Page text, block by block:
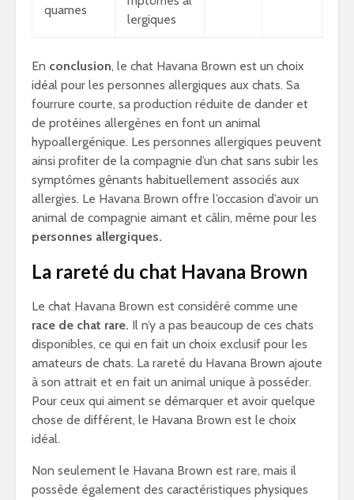
quames
lergiques
En conclusion, le chat Havana Brown est un choix
idéal pour les personnes allergiques aux chats. Sa
fourrure courte, sa production réduite de dander et
de protéines allergènes en font un animal
hypoallergénique. Les personnes allergiques peuvent
ainsi profiter de la compagnie d’un chat sans subir les
symptômes gênants habituellement associés aux
allergies. Le Havana Brown offre l’occasion d’avoir un
animal de compagnie aimant et câlin, même pour les
personnes allergiques.
La rareté du chat Havana Brown
Le chat Havana Brown est considéré comme une
race de chat rare. Il n’y a pas beaucoup de ces chats
disponibles, ce qui en fait un choix exclusif pour les
amateurs de chats. La rareté du Havana Brown ajoute
à son attrait et en fait un animal unique à posséder.
Pour ceux qui aiment se démarquer et avoir quelque
chose de différent, le Havana Brown est le choix
idéal.
Non seulement le Havana Brown est rare, mais il
possède également des caractéristiques physiques